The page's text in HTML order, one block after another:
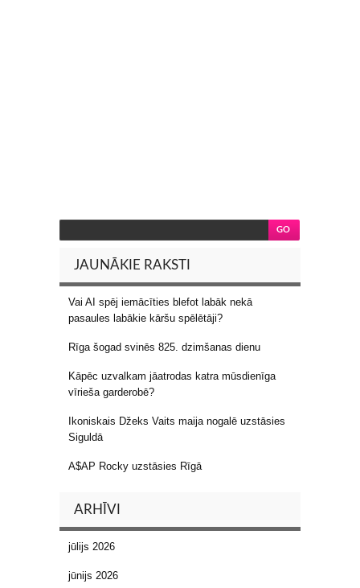
JAUNĀKIE RAKSTI
Vai AI spēj iemācīties blefot labāk nekā
pasaules labākie kāršu spēlētāji?
Rīga šogad svinēs 825. dzimšanas dienu
Kāpēc uzvalkam jāatrodas katra mūsdienīga
vīrieša garderobē?
Ikoniskais Džeks Vaits maija nogalē uzstāsies
Siguldā
A$AP Rocky uzstāsies Rīgā
ARHĪVI
jūlijs 2026
jūnijs 2026